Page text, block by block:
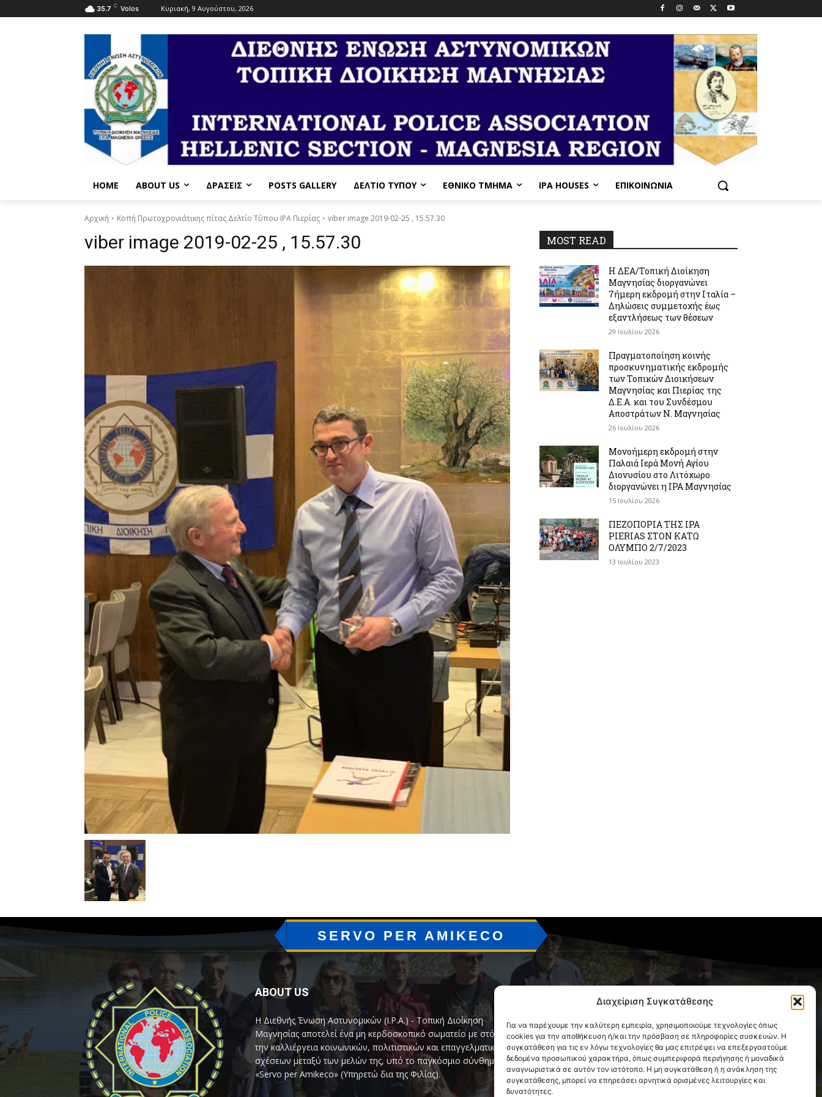
Διαχείριση Συγκατάθεσης
Για να παρέχουμε την καλύτερη εμπειρία, χρησιμοποιούμε τεχνολογίες όπως
cookies για την αποθήκευση ή/και την πρόσβαση σε πληροφορίες συσκευών. Η
συγκατάθεση για τις εν λόγω τεχνολογίες θα μας επιτρέψει να επεξεργαστούμε
δεδομένα προσωπικού χαρακτήρα, όπως συμπεριφορά περιήγησης ή μοναδικά
αναγνωριστικά σε αυτόν τον ιστότοπο. Η μη συγκατάθεση ή η ανάκληση της
συγκατάθεσης, μπορεί να επηρεάσει αρνητικά ορισμένες λειτουργίες και
δυνατότητες.
35.7 C Volos Κυριακή, 9 Αυγούστου, 2026
HOME ABOUT US ΔΡΆΣΕΙΣ POSTS GALLERY ΔΕΛΤΙΟ ΤΥΠΟΥ ΕΘΝΙΚΌ ΤΜΉΜΑ IPA HOUSES ΕΠΙΚΟΙΝΩΝΊΑ
Αρχική Κοπή Πρωτοχρονιάτικης πίτας Δελτίο Τύπου IPA Πιερίας viber image 2019-02-25 , 15.57.30
viber image 2019-02-25 , 15.57.30 MOST READ
Η ΔΕΑ/Τοπική Διοίκηση
Μαγνησίας διοργανώνει
7ήμερη εκδρομή στην Ιταλία –
Δηλώσεις συμμετοχής έως
εξαντλήσεως των θέσεων
29 Ιουλίου 2026
Πραγματοποίηση κοινής
προσκυνηματικής εκδρομής
των Τοπικών Διοικήσεων
Μαγνησίας και Πιερίας της
Δ.Ε.Α. και του Συνδέσμου
Αποστράτων Ν. Μαγνησίας
26 Ιουλίου 2026
Μονοήμερη εκδρομή στην
Παλαιά Ιερά Μονή Αγίου
Διονυσίου στο Λιτόχωρο
διοργανώνει η IPA Μαγνησίας
15 Ιουλίου 2026
ΠΕΖΟΠΟΡΙΑ ΤΗΣ IPA
PIERIAS ΣΤΟΝ ΚΑΤΩ
ΟΛΥΜΠΟ 2/7/2023
13 Ιουλίου 2023
SERVO PER AMIKECO
ABOUT US
Η Διεθνής Ένωση Αστυνομικών (I.P.A.) - Τοπική Διοίκηση
Μαγνησίας αποτελεί ένα μη κερδοσκοπικό σωματείο με στόχο
την καλλιέργεια κοινωνικών, πολιτιστικών και επαγγελματικών
σχέσεων μεταξύ των μελών της, υπό το παγκόσμιο σύνθημα
«Servo per Amikeco» (Υπηρετώ δια της Φιλίας).